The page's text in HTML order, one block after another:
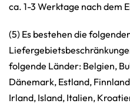
ca. 1-3 Werktage nach dem
(5) Es bestehen die
folgende Länder: Belgien,
Dänemark, Estland,
Irland, Island, Italien,